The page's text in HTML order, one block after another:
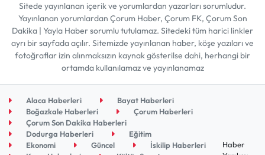
Sitede yayınlanan içerik ve yorumlardan yazarları sorumludur.
Yayınlanan yorumlardan Çorum Haber, Çorum FK, Çorum Son
Dakika | Yayla Haber sorumlu tutulamaz. Sitedeki tüm harici linkler
ayrı bir sayfada açılır. Sitemizde yayınlanan haber, köşe yazıları ve
fotoğraflar izin alınmaksızın kaynak gösterilse dahi, herhangi bir
ortamda kullanılamaz ve yayınlanamaz
Alaca Haberleri
Bayat Haberleri
Boğazkale Haberleri
Çorum Haberleri
Çorum Son Dakika Haberleri
Dodurga Haberleri
Eğitim
Ekonomi
Güncel
İskilip Haberleri
Haber